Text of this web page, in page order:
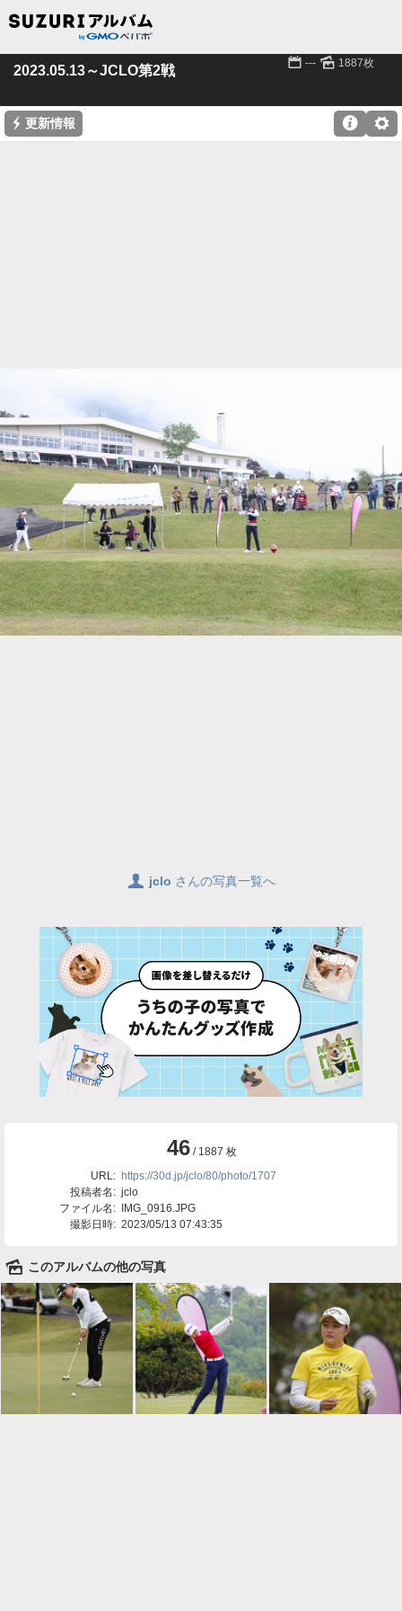
2023.05.13～JCLO第2戦 📅 --- 🌄 1887枚
⚡ 更新情報 ⚙

👤 jclo さんの写真一覧へ
46/ 1887 枚
URL: https://30d.jp/jclo/80/photo/1707
投稿者名: jclo
ファイル名: IMG_0916.JPG
撮影日時: 2023/05/13 07:43:35
🌄 このアルバムの他の写真